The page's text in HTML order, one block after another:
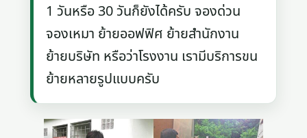
1 วันหรือ 30 วันก็ยังได้ครับ จองด่วน
จองเหมา ย้ายออฟฟิศ ย้ายสำนักงาน
ย้ายบริษัท หรือว่าโรงงาน เรามีบริการขน
ย้ายหลายรูปแบบครับ